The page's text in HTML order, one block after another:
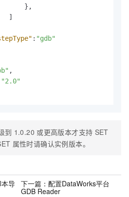
} ,
]
: "gdb"
,
"2.0"
到 1.0.20 或更高版本才支持 SET
属性时请确认实例版本。
导
下一篇： 配置DataWorks平台
GDB Reader